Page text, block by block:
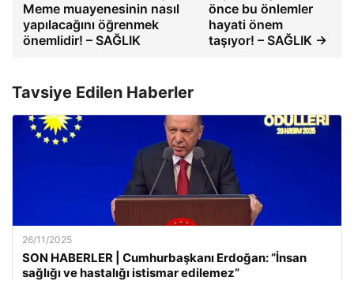
Meme muayenesinin nasıl
yapılacağını öğrenmek
önemlidir! – SAĞLIK
önce bu önlemler
hayati önem
taşıyor! – SAĞLIK →
Tavsiye Edilen Haberler
26/11/2025
SON HABERLER | Cumhurbaşkanı Erdoğan: “İnsan
sağlığı ve hastalığı istismar edilemez”